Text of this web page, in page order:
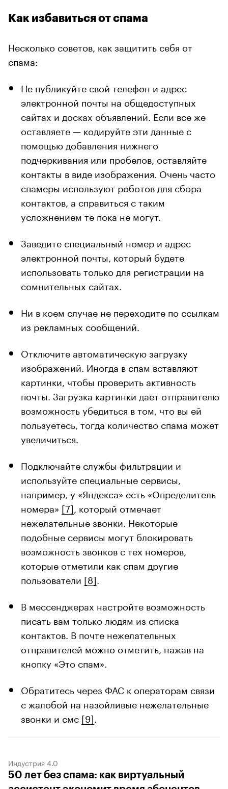
Как избавиться от спама
Несколько советов, как защитить себя от
спама:
Не публикуйте свой телефон и адрес
электронной почты на общедоступных
сайтах и досках объявлений. Если все же
оставляете — кодируйте эти данные с
помощью добавления нижнего
подчеркивания или пробелов, оставляйте
контакты в виде изображения. Очень часто
спамеры используют роботов для сбора
контактов, а справиться с таким
усложнением те пока не могут.
Заведите специальный номер и адрес
электронной почты, который будете
использовать только для регистрации на
сомнительных сайтах.
Ни в коем случае не переходите по ссылкам
из рекламных сообщений.
Отключите автоматическую загрузку
изображений. Иногда в спам вставляют
картинки, чтобы проверить активность
почты. Загрузка картинки дает отправителю
возможность убедиться в том, что вы ей
пользуетесь, тогда количество спама может
увеличиться.
Подключайте службы фильтрации и
используйте специальные сервисы,
например, у «Яндекса» есть «Определитель
номера» [7] , который отмечает
нежелательные звонки. Некоторые
подобные сервисы могут блокировать
возможность звонков с тех номеров,
которые отметили как спам другие
пользователи [8]
В мессенджерах настройте возможность
писать вам только людям из списка
контактов. В почте нежелательных
отправителей можно отметить, нажав на
кнопку «Это спам».
Обратитесь через ФАС к операторам связи
с жалобой на назойливые нежелательные
звонки и смс [9]
Индустрия 4.0
50 лет без спама: как виртуальный